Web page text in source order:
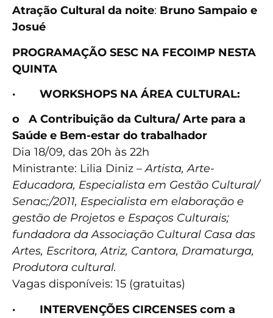
Atração Cultural da noite: Bruno Sampaio e
Josué
PROGRAMAÇÃO SESC NA FECOIMP NESTA
QUINTA
·
WORKSHOPS NA ÁREA CULTURAL:
o
A Contribuição da Cultura/ Arte para a
Saúde e Bem-estar do trabalhador
Dia 18/09, das 20h às 22h
Ministrante: Lilia Diniz –Artista, Arte-
Educadora, Especialista em Gestão Cultural/
Senac;/2011, Especialista em elaboração e
gestão de Projetos e Espaços Culturais;
fundadora da Associação Cultural Casa das
Artes, Escritora, Atriz, Cantora, Dramaturga,
Produtora cultural.
Vagas disponíveis: 15 (gratuitas)
·
INTERVENÇÕES CIRCENSES com a